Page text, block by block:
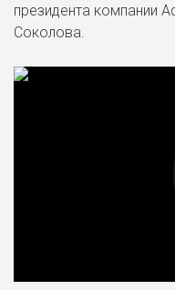
президента компании
Соколова.